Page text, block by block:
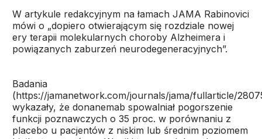
W artykule redakcyjnym na łamach JAMA Rabinovici
mówi o „dopiero otwierającym się rozdziale nowej
ery terapii molekularnych choroby Alzheimera i
powiązanych zaburzeń neurodegeneracyjnych”.
Badania
(https://jamanetwork.com/journals/jama/fullarticle/
wykazały, że donanemab spowalniał pogorszenie
funkcji poznawczych o 35 proc. w porównaniu z
placebo u pacjentów z niskim lub średnim poziomem